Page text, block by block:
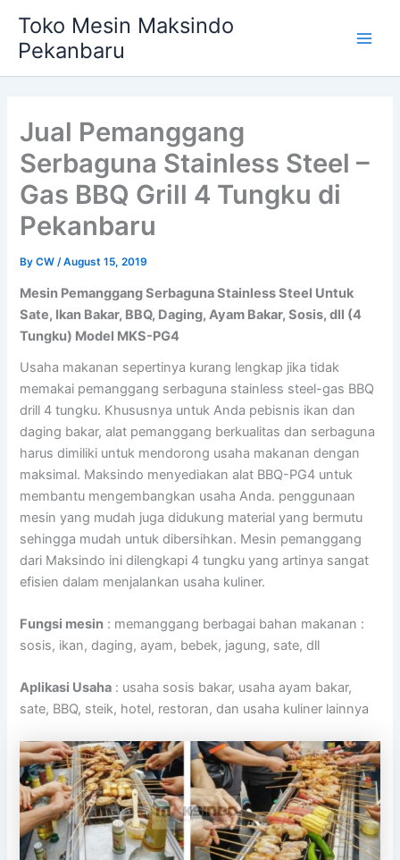
content
Toko Mesin Maksindo
Pekanbaru
Jual Pemanggang
Serbaguna Stainless Steel –
Gas BBQ Grill 4 Tungku di
Pekanbaru
ByCW/August 15, 2019
Mesin Pemanggang Serbaguna Stainless Steel Untuk
Sate, Ikan Bakar, BBQ, Daging, Ayam Bakar, Sosis, dll (4
Tungku) Model MKS-PG4
Usaha makanan sepertinya kurang lengkap jika tidak
memakai pemanggang serbaguna stainless steel-gas BBQ
drill 4 tungku. Khususnya untuk Anda pebisnis ikan dan
daging bakar, alat pemanggang berkualitas dan serbaguna
harus dimiliki untuk mendorong usaha makanan dengan
maksimal. Maksindo menyediakan alat BBQ-PG4 untuk
membantu mengembangkan usaha Anda. penggunaan
mesin yang mudah juga didukung material yang bermutu
sehingga mudah untuk dibersihkan. Mesin pemanggang
dari Maksindo ini dilengkapi 4 tungku yang artinya sangat
efisien dalam menjalankan usaha kuliner.
Fungsi mesin : memanggang berbagai bahan makanan :
sosis, ikan, daging, ayam, bebek, jagung, sate, dll
Aplikasi Usaha : usaha sosis bakar, usaha ayam bakar,
sate, BBQ, steik, hotel, restoran, dan usaha kuliner lainnya